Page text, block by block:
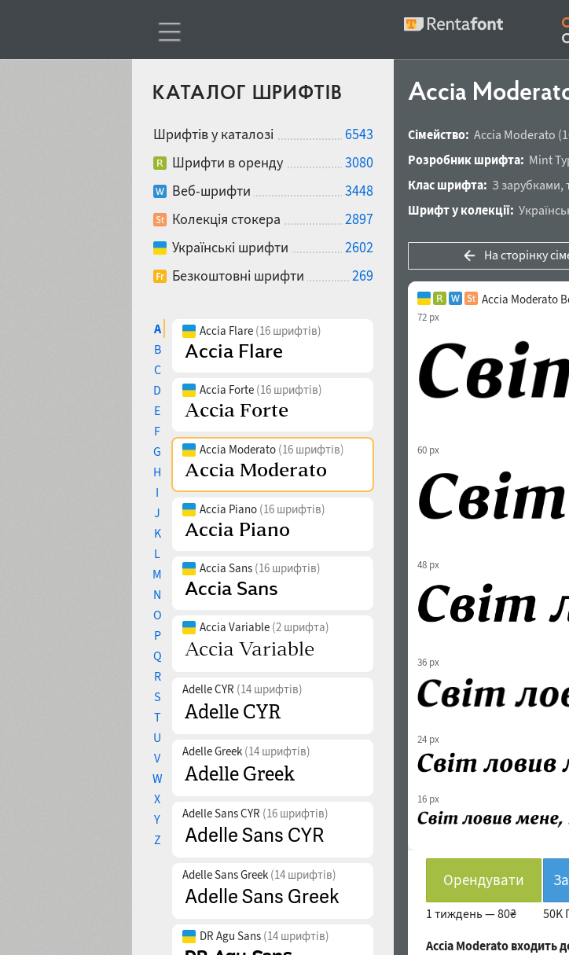
КАТАЛОГ ШРИФТІВ
Шрифтів у каталозі
6543
Шрифти в оренду
3080
Веб-шрифти
3448
Колекція стокера
2897
Українські шрифти
2602
Безкоштовні шрифти
269
A
B
C
D
E
F
G
H
I
J
K
L
M
N
O
P
Q
R
S
T
U
V
W
X
Y
Z
Accia Flare (16 шрифтів)
Accia Forte (16 шрифтів)
Accia Moderato (16 шрифтів)
Accia Piano (16 шрифтів)
Accia Sans (16 шрифтів)
Accia Variable (2 шрифта)
Adelle CYR (14 шрифтів)
Adelle Greek (14 шрифтів)
Adelle Sans CYR (16 шрифтів)
Adelle Sans Greek (14 шрифтів)
DR Agu Sans (14 шрифтів)
Accia
Сімейство: Accia Moderato
Розробник шрифта: Mint
Клас шрифта: З зарубками,
Шрифт у колекції:
На сторінку
Accia Moderato
72 px
60 px
48 px
36 px
24 px
16 px
Орендувати
1 тиждень —80₴ 50K
Accia Moderato входить